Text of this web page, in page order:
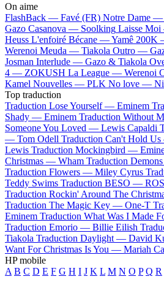
On aime
FlashBack — Favé (FR) Notre Dame —
Gazo Casanova — Soolking Laisse
Heuss L'enfoiré Bécane —Yamê 200K
Werenoi Meuda — Tiakola Outro —
Josman Interlude — Gazo & Tiakola
4 — ZOKUSH La League — Werenoi
Kamel Nouvelles — PLK No love —
Top traduction
Traduction Lose Yourself — Eminem
Shady — Eminem Traduction Without
Someone You Loved — Lewis Capaldi
— Tom Odell Traduction Can't Hold
Lewis Traduction Mockingbird —
Christmas — Wham Traduction
Traduction Flowers — Miley Cyrus
Teddy Swims Traduction BESO —
Traduction Rockin' Around The
Traduction The Magic Key — One-T
Eminem Traduction What Was I Made
Traduction Emorio — Billie Eilish
Tiakola Traduction Daylight — David
Want For Christmas Is You — Mariah
HP mobile
A B C D E F G H I J K L M N O P Q R